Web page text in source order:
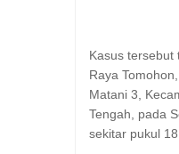
Kasus tersebut
Raya
Matani 3,
Tengah, pada
sekitar pukul